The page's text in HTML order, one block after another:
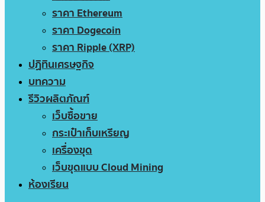
ราคา Ethereum
ราคา Dogecoin
ราคา Ripple (XRP)
ปฏิทินเศรษฐกิจ
บทความ
รีวิวผลิตภัณฑ์
เว็บซื้อขาย
กระเป๋าเก็บเหรียญ
เครื่องขุด
เว็บขุดแบบ Cloud Mining
ห้องเรียน